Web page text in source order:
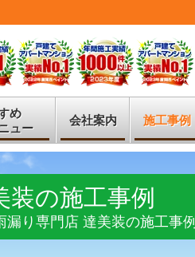
め
ュー
会社案内 施工事例
装の施工事例
漏り専門店 達美装の施工事例